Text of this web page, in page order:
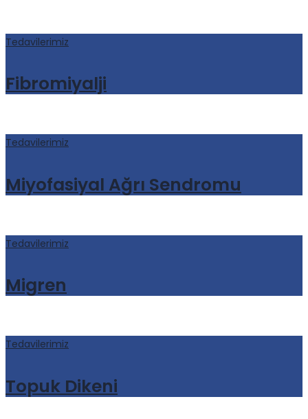
Tedavilerimiz
Fibromiyalji
Tedavilerimiz
Miyofasiyal Ağrı Sendromu
Tedavilerimiz
Migren
Tedavilerimiz
Topuk Dikeni